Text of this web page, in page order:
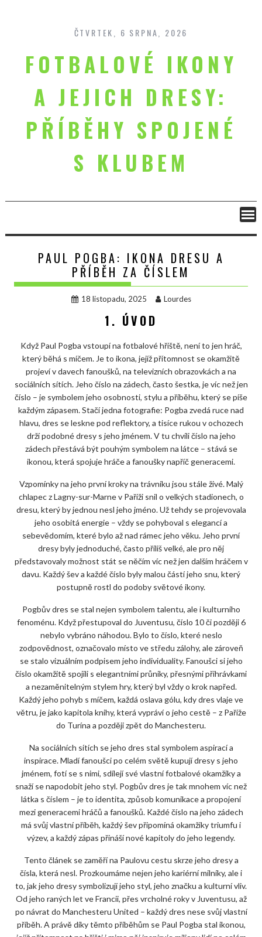
content
ČTVRTEK, 6 SRPNA, 2026
FOTBALOVÉ IKONY
A JEJICH DRESY:
PŘÍBĚHY SPOJENÉ
S KLUBEM
PAUL POGBA: IKONA DRESU A
PŘÍBĚH ZA ČÍSLEM
18 listopadu, 2025 Lourdes
1. ÚVOD
Když Paul Pogba vstoupí na fotbalové hřiště, není to jen hráč,
který běhá s míčem. Je to ikona, jejíž přítomnost se okamžitě
projeví v davech fanoušků, na televizních obrazovkách a na
sociálních sítích. Jeho číslo na zádech, často šestka, je víc než jen
číslo – je symbolem jeho osobnosti, stylu a příběhu, který se píše
každým zápasem. Stačí jedna fotografie: Pogba zvedá ruce nad
hlavu, dres se leskne pod reflektory, a tisíce rukou v ochozech
drží podobné dresy s jeho jménem. V tu chvíli číslo na jeho
zádech přestává být pouhým symbolem na látce – stává se
ikonou, která spojuje hráče a fanoušky napříč generacemi.
Vzpomínky na jeho první kroky na trávníku jsou stále živé. Malý
chlapec z Lagny-sur-Marne v Paříži snil o velkých stadionech, o
dresu, který by jednou nesl jeho jméno. Už tehdy se projevovala
jeho osobitá energie – vždy se pohyboval s elegancí a
sebevědomím, které bylo až nad rámec jeho věku. Jeho první
dresy byly jednoduché, často příliš velké, ale pro něj
představovaly možnost stát se něčím víc než jen dalším hráčem v
davu. Každý šev a každé číslo byly malou částí jeho snu, který
postupně rostl do podoby světové ikony.
Pogbův dres se stal nejen symbolem talentu, ale i kulturního
fenoménu. Když přestupoval do Juventusu, číslo 10 či později 6
nebylo vybráno náhodou. Bylo to číslo, které neslo
zodpovědnost, označovalo místo ve středu zálohy, ale zároveň
se stalo vizuálním podpisem jeho individuality. Fanoušci si jeho
číslo okamžitě spojili s elegantními průniky, přesnými přihrávkami
a nezaměnitelným stylem hry, který byl vždy o krok napřed.
Každý jeho pohyb s míčem, každá oslava gólu, kdy dres vlaje ve
větru, je jako kapitola knihy, která vypráví o jeho cestě – z Paříže
do Turína a později zpět do Manchesteru.
Na sociálních sítích se jeho dres stal symbolem aspirací a
inspirace. Mladí fanoušci po celém světě kupují dresy s jeho
jménem, fotí se s nimi, sdílejí své vlastní fotbalové okamžiky a
snaží se napodobit jeho styl. Pogbův dres je tak mnohem víc než
látka s číslem – je to identita, způsob komunikace a propojení
mezi generacemi hráčů a fanoušků. Každé číslo na jeho zádech
má svůj vlastní příběh, každý šev připomíná okamžiky triumfu i
výzev, a každý zápas přináší nové kapitoly do jeho legendy.
Tento článek se zaměří na Paulovu cestu skrze jeho dresy a
čísla, která nesl. Prozkoumáme nejen jeho kariérní milníky, ale i
to, jak jeho dresy symbolizují jeho styl, jeho značku a kulturní vliv.
Od jeho raných let ve Francii, přes vrcholné roky v Juventusu, až
po návrat do Manchesteru United – každý dres nese svůj vlastní
příběh. A právě díky těmto příběhům se Paul Pogba stal ikonou,